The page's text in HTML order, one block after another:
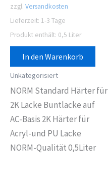
zzgl. Versandkosten
Lieferzeit: 1-3 Tage
Produkt enthält: 0,5 Liter
In den Warenkorb
Unkategorisiert
NORM Standard Härter für
2K Lacke Buntlacke auf
AC-Basis 2K Härter für
Acryl-und PU Lacke
NORM-Qualität 0,5Liter